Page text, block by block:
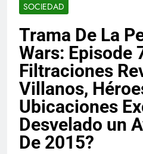
7
7
SOCIEDAD
Trama De La
Wars: Episode
Filtraciones
Villanos,
Ubicaciones
Desvelado un
De 2015?